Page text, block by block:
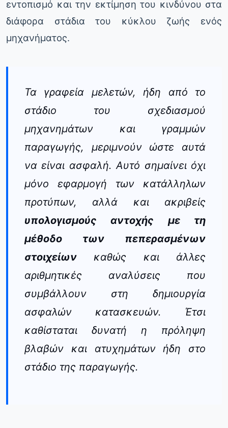
εντοπισμό και την εκτίμηση του κινδύνου στα
διάφορα στάδια του κύκλου ζωής ενός
μηχανήματος.
Τα γραφεία μελετών, ήδη από το
στάδιο του σχεδιασμού
μηχανημάτων και γραμμών
παραγωγής, μεριμνούν ώστε αυτά
να είναι ασφαλή. Αυτό σημαίνει όχι
μόνο εφαρμογή των κατάλληλων
προτύπων, αλλά και ακριβείς
υπολογισμούς αντοχής με τη
μέθοδο των πεπερασμένων
στοιχείων καθώς και άλλες
αριθμητικές αναλύσεις που
συμβάλλουν στη δημιουργία
ασφαλών κατασκευών. Έτσι
καθίσταται δυνατή η πρόληψη
βλαβών και ατυχημάτων ήδη στο
στάδιο της παραγωγής.